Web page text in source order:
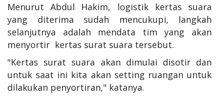
Menurut Abdul Hakim, logistik kertas suara
yang diterima sudah mencukupi, langkah
selanjutnya adalah mendata tim yang akan
menyortir kertas surat suara tersebut.
"Kertas surat suara akan dimulai disotir dan
untuk saat ini kita akan setting ruangan untuk
dilakukan penyortiran," katanya.